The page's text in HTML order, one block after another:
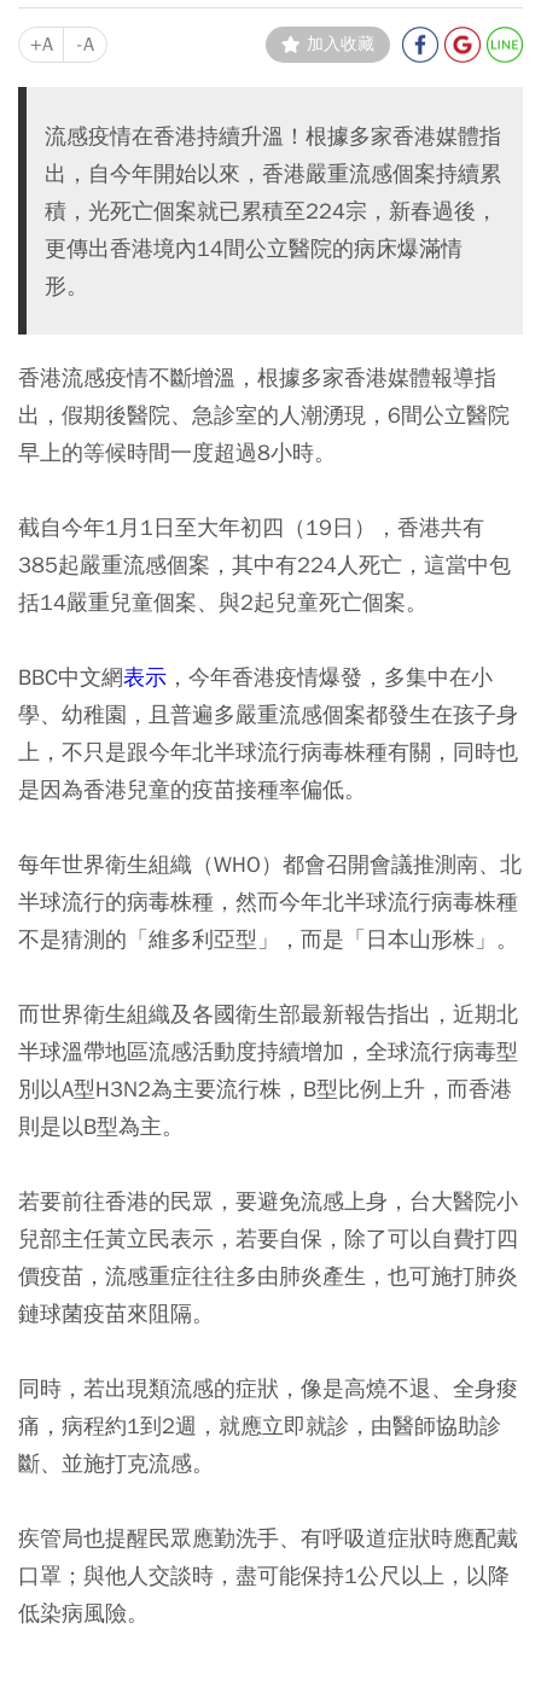
+A -A 加入收藏
流感疫情在香港持續升溫！根據多家香港媒體指
出，自今年開始以來，香港嚴重流感個案持續累
積，光死亡個案就已累積至224宗，新春過後，
更傳出香港境內14間公立醫院的病床爆滿情
形。
香港流感疫情不斷增溫，根據多家香港媒體報導指
出，假期後醫院、急診室的人潮湧現，6間公立醫院
早上的等候時間一度超過8小時。
截自今年1月1日至大年初四（19日），香港共有
385起嚴重流感個案，其中有224人死亡，這當中包
括14嚴重兒童個案、與2起兒童死亡個案。
BBC中文網表示 ，今年香港疫情爆發，多集中在小
學、幼稚園，且普遍多嚴重流感個案都發生在孩子身
上，不只是跟今年北半球流行病毒株種有關，同時也
是因為香港兒童的疫苗接種率偏低。
每年世界衛生組織（WHO）都會召開會議推測南、北
半球流行的病毒株種，然而今年北半球流行病毒株種
不是猜測的「維多利亞型」，而是「日本山形株」。
而世界衛生組織及各國衛生部最新報告指出，近期北
半球溫帶地區流感活動度持續增加，全球流行病毒型
別以A型H3N2為主要流行株，B型比例上升，而香港
則是以B型為主。
若要前往香港的民眾，要避免流感上身，台大醫院小
兒部主任黃立民表示，若要自保，除了可以自費打四
價疫苗，流感重症往往多由肺炎產生，也可施打肺炎
鏈球菌疫苗來阻隔。
同時，若出現類流感的症狀，像是高燒不退、全身痠
痛，病程約1到2週，就應立即就診，由醫師協助診
斷、並施打克流感。
疾管局也提醒民眾應勤洗手、有呼吸道症狀時應配戴
口罩；與他人交談時，盡可能保持1公尺以上，以降
低染病風險。